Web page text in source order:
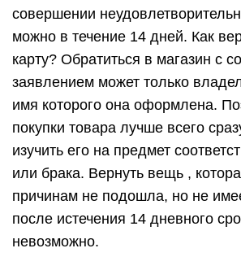
совершении
можно в течение 14 дней. Как
карту? Обратиться в магазин с
заявлением может только
имя которого она оформлена.
покупки товара лучше всего
изучить его на предмет
или брака. Вернуть вещь ,
причинам не подошла, но не
после истечения 14 дневного
невозможно.